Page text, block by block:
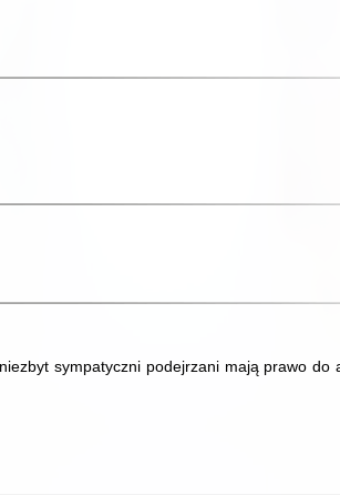
sympatyczni podejrzani mają prawo do